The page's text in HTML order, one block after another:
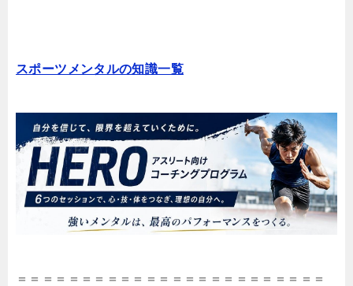
スポーツメンタルの知識一覧
＝＝＝＝＝＝＝＝＝＝＝＝＝＝＝＝＝＝＝＝＝＝＝＝